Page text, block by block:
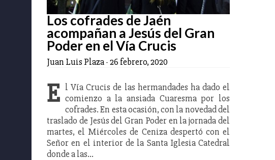
Los cofrades de Jaén
acompañan a Jesús del Gran
Poder en el Vía Crucis
Juan Luis Plaza-26 febrero, 2020
E l Vía Crucis de las hermandades ha dado el
comienzo a la ansiada Cuaresma por los
cofrades. En esta ocasión, con la novedad del
traslado de Jesús del Gran Poder en la jornada del
martes, el Miércoles de Ceniza despertó con el
Señor en el interior de la Santa Iglesia Catedral
donde a las…